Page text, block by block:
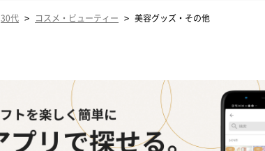
30代 > コスメ・ビューティー > 美容グッズ・その他